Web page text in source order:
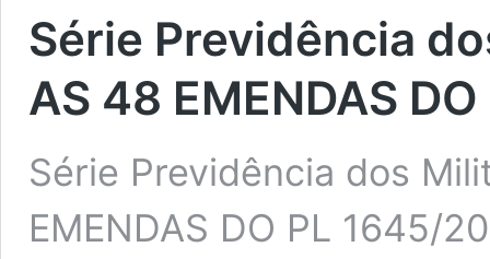
Série Previdência
AS 48 EMENDAS
Série Previdência dos
EMENDAS DO PL 1645/